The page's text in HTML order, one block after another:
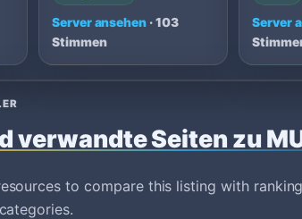
Server ansehen · 103
Stimmen
Server
verwandte Seiten zu
to compare this listing with